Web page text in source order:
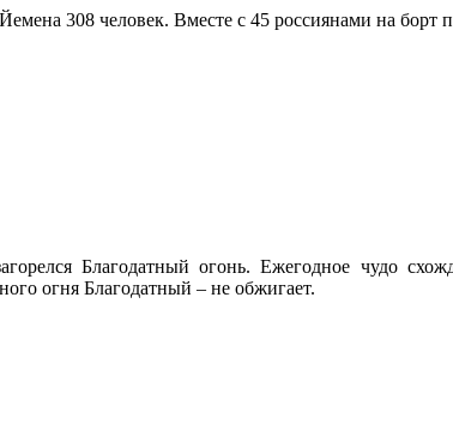
308 человек. Вместе с 45 россиянами на борт
Благодатный огонь. Ежегодное чудо
огня Благодатный – не обжигает.